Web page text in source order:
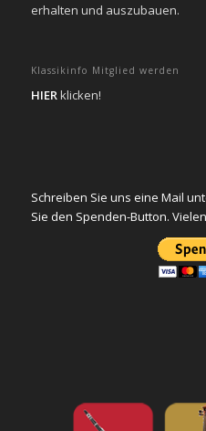
erhalten und auszubauen.
Klassikinfo Mitglied werden
HIERklicken!
Schreiben Sie uns eine Mail
Sie den Spenden-Button.